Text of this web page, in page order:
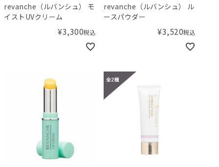
revanche（ルバンシュ） モ
イストUVクリーム
¥3,300税込
revanche（ルバンシュ） ル
ースパウダー
¥3,520税込